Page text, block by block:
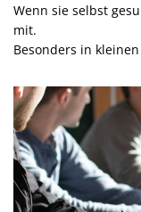
Wenn sie selbst
mit.
Besonders in